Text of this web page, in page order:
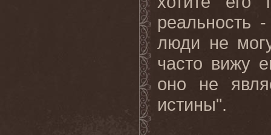
реальность
люди не
часто вижу
оно не
истины".